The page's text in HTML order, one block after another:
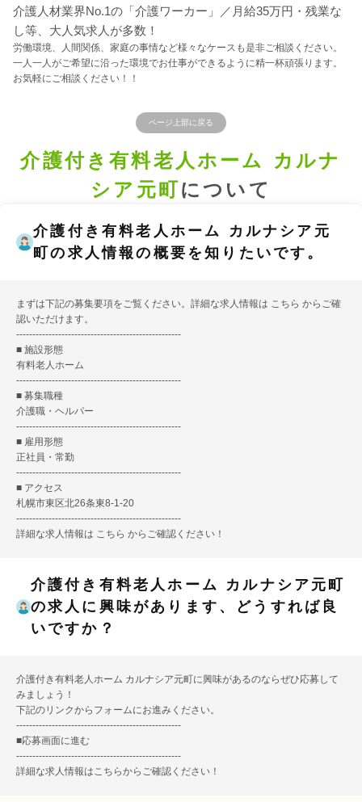
介護人材業界No.1の「介護ワーカー」／月給35万円・残業な
し等、大人気求人が多数！
労働環境、人間関係、家庭の事情など様々なケースも是非ご相談ください。
一人一人がご希望に沿った環境でお仕事ができるように精一杯頑張ります。
お気軽にご相談ください！！
ページ上部に戻る
介護付き有料老人ホーム カルナ
シア元町について
介護付き有料老人ホーム カルナシア元
町の求人情報の概要を知りたいです。
まずは下記の募集要項をご覧ください。詳細な求人情報は こちら からご確
認いただけます。
---------------------------------------------------
■ 施設形態
有料老人ホーム
---------------------------------------------------
■ 募集職種
介護職・ヘルパー
---------------------------------------------------
■ 雇用形態
正社員・常勤
---------------------------------------------------
■ アクセス
札幌市東区北26条東8-1-20
---------------------------------------------------
詳細な求人情報は こちら からご確認ください！
介護付き有料老人ホーム カルナシア元町
の求人に興味があります、どうすれば良
いですか？
介護付き有料老人ホーム カルナシア元町に興味があるのならぜひ応募して
みましょう！
下記のリンクからフォームにお進みください。
---------------------------------------------------
■応募画面に進む
---------------------------------------------------
詳細な求人情報はこちらからご確認ください！